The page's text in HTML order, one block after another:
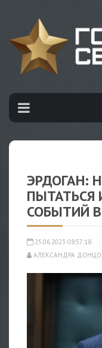
ЭРДОГАН:
ПЫТАТЬСЯ
СОБЫТИЙ
25.06.2023 08:57:18
АЛЕКСАНДРА